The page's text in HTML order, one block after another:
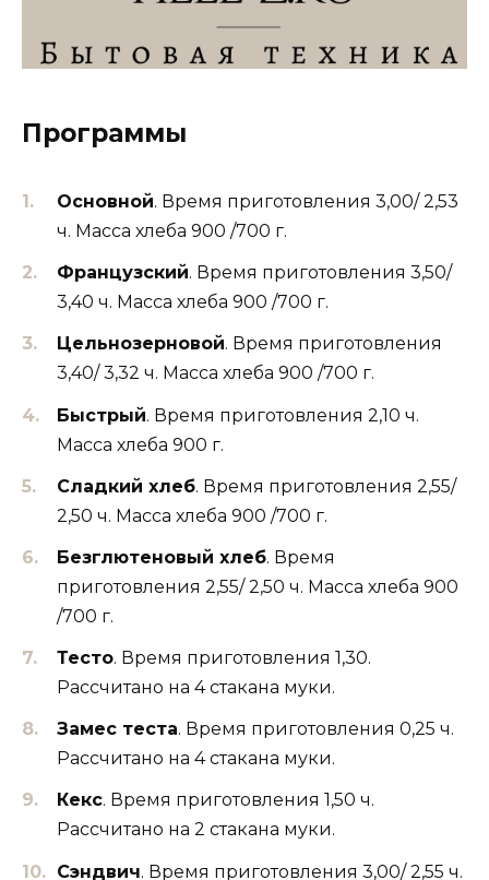
Программы
Основной. Время приготовления 3,00/ 2,53
ч. Масса хлеба 900 /700 г.
Французский. Время приготовления 3,50/
3,40 ч. Масса хлеба 900 /700 г.
Цельнозерновой. Время приготовления
3,40/ 3,32 ч. Масса хлеба 900 /700 г.
Быстрый. Время приготовления 2,10 ч.
Масса хлеба 900 г.
Сладкий хлеб. Время приготовления 2,55/
2,50 ч. Масса хлеба 900 /700 г.
Безглютеновый хлеб. Время
приготовления 2,55/ 2,50 ч. Масса хлеба 900
/700 г.
Тесто. Время приготовления 1,30.
Рассчитано на 4 стакана муки.
Замес теста. Время приготовления 0,25 ч.
Рассчитано на 4 стакана муки.
Кекс. Время приготовления 1,50 ч.
Рассчитано на 2 стакана муки.
Сэндвич. Время приготовления 3,00/ 2,55 ч.